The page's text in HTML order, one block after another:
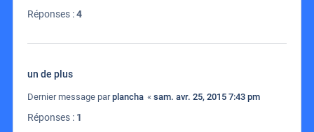
Réponses :4
un de plus
Dernier message parplancha « sam. avr. 25, 2015 7:43 pm
Réponses : 1